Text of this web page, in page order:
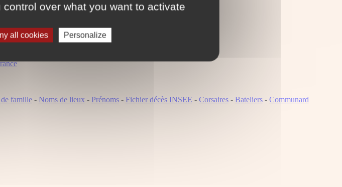
français 1902 et 1929
famille- Noms de lieux - Prénoms- Fichier décès INSEE - Corsaires- Bateliers- Communard
over what you want to activate
all cookies Personalize